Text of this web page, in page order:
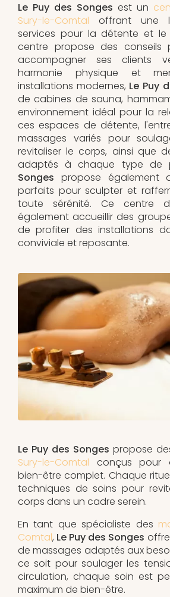
Le Puy des Songes est un
Sury-le-Comtal offrant une
services pour la détente et
centre propose des conseils
accompagner ses clients
harmonie physique et
installations modernes, Le Puy
de cabines de sauna,
environnement idéal pour la
ces espaces de détente,
massages variés pour
revitaliser le corps, ainsi que
adaptés à chaque type de
Songes propose également
parfaits pour sculpter et
toute sérénité. Ce centre
également accueillir des
de profiter des installations
conviviale et reposante.
Le Puy des Songes propose
Sury-le-Comtal conçus pour
bien-être complet. Chaque
techniques de soins pour
corps dans un cadre serein.
En tant que spécialiste des
Comtal, Le Puy des Songes
de massages adaptés aux
ce soit pour soulager les
circulation, chaque soin est
maximum de bien-être.